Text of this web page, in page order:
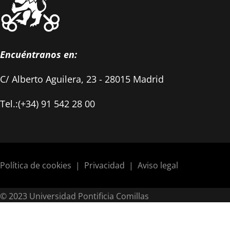
Encuéntranos en:
C/ Alberto Aguilera, 23 - 28015 Madrid
Tel.:(+34) 91 542 28 00
Política de cookies | Privacidad | Aviso legal
© 2023 Universidad Pontificia Comillas